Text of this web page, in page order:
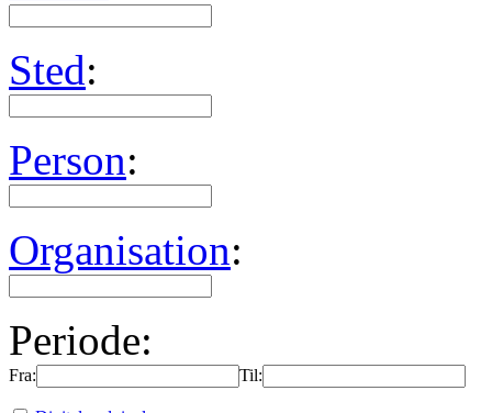
Sted:
Person:
Organisation:
Periode:
Fra: Til: